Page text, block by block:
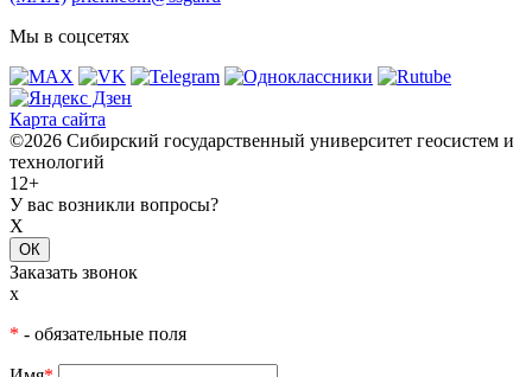
Мы в соцсетях
Карта сайта
©2026 Сибирский государственный университет геосистем и
технологий
12+
У вас возникли вопросы?
X
ОК
Заказать звонок
x
* - обязательные поля